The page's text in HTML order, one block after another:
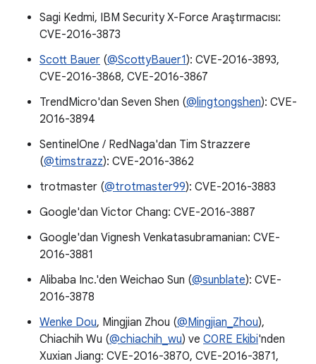
Sagi Kedmi, IBM Security X-Force Araştırmacısı:
CVE-2016-3873
Scott Bauer (@ScottyBauer1): CVE-2016-3893,
CVE-2016-3868, CVE-2016-3867
TrendMicro'dan Seven Shen (@lingtongshen): CVE-
2016-3894
SentinelOne / RedNaga'dan Tim Strazzere
(@timstrazz): CVE-2016-3862
trotmaster (@trotmaster99): CVE-2016-3883
Google'dan Victor Chang: CVE-2016-3887
Google'dan Vignesh Venkatasubramanian: CVE-
2016-3881
Alibaba Inc.'den Weichao Sun (@sunblate): CVE-
2016-3878
Wenke Dou, Mingjian Zhou (@Mingjian_Zhou),
Chiachih Wu (@chiachih_wu) ve C0RE Ekibi'nden
Xuxian Jiang: CVE-2016-3870, CVE-2016-3871,